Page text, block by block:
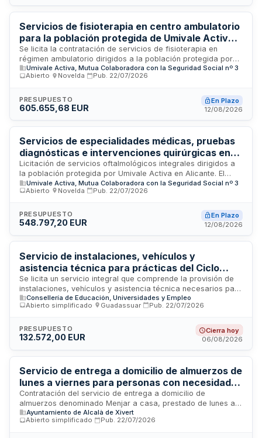
Servicios de fisioterapia en centro ambulatorio
para la población protegida de Umivale Activa
en Santa Pola y San Vicente del Raspeig
Se licita la contratación de servicios de fisioterapia en
régimen ambulatorio dirigidos a la población protegida por
Umivale Activa, mutualidad de seguros sociales, en dos
centros ubicados en las localidades de Santa Pola y San
contrato contempla la prestación de sesiones y servicios
fisioterapéuticos en instalaciones adecuadas con personal
experiencia y formación necesarios para garantizar la
calidad de la atención.
Umivale Activa, Mutua Colaboradora con la Seguridad Social nº 3
Abierto
Novelda Pub. 22/07/2026
PRESUPUESTO
605.655,68 EUR
En Plazo
12/08/2026
Servicios de especialidades médicas, pruebas
diagnósticas e intervenciones quirúrgicas en
oftalmología en centro ambulatorio para
trabajadores protegidos de Umivale Activa en
Alicante
Licitación de servicios oftalmológicos integrales dirigidos a
la población protegida por Umivale Activa en Alicante. El
contrato comprende la prestación de especialidades
médicas, pruebas diagnósticas e intervenciones quirúrgicas
de servicio conforme a tarifas unitarias y admite
modificados por incremento de necesidades asistenciales,
requiere personal cualificado con formación específica y
autorización sanitaria pertinente.
Umivale Activa, Mutua Colaboradora con la Seguridad Social nº 3
Abierto
Novelda Pub. 22/07/2026
PRESUPUESTO
548.797,20 EUR
En Plazo
12/08/2026
Servicio de instalaciones, vehículos y
asistencia técnica para prácticas del Ciclo
Formativo Superior en Movilidad Segura y
Sostenible del CIPFP Complejo Educativo de
Cheste
Se licita un servicio integral que comprende la provisión de
instalaciones, vehículos y asistencia técnica necesarios para
que el alumnado del Ciclo Formativo de Grado Superior en
Técnico en Formación para la Movilidad Segura y Sostenible
Cheste. El servicio requiere la puesta a disposición de
vehículos con documentación en vigor (ITV y seguro),
garantizar la ejecución correcta de las actividades
formativas.
Consellería de Educación, Universidades y Empleo
Abierto simplificado
Guadassuar Pub. 22/07/2026
PRESUPUESTO
132.572,00 EUR
Cierra hoy
06/08/2026
Servicio de entrega a domicilio de almuerzos de
lunes a viernes para personas con necesidades
alimenticias en Alcalà de Xivert-Alcossebre
Contratación del servicio de entrega a domicilio de
almuerzos denominado Menjar a casa, prestado de lunes a
viernes excepto festivos, dirigido a atender las necesidades
alimenticias de personas que cumplan los requisitos
Ayuntamiento de Alcalà de Xivert
Abierto simplificado
Pub. 22/07/2026